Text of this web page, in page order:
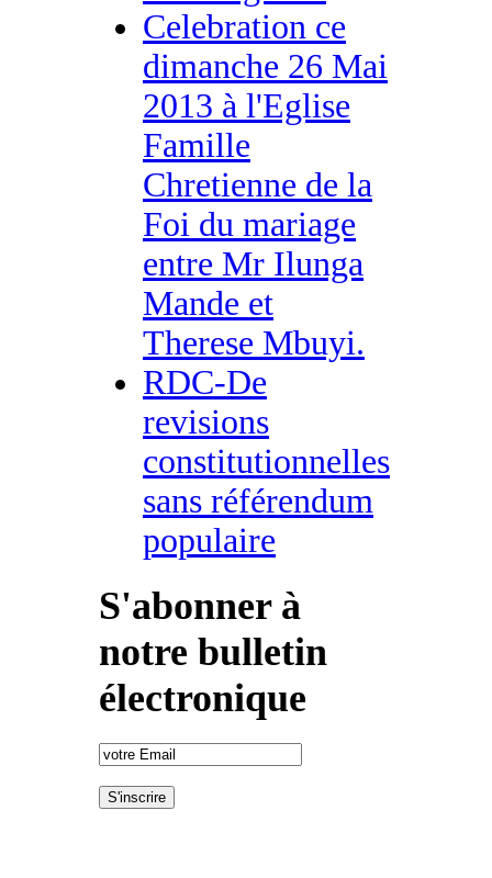
Celebration ce
dimanche 26 Mai
2013 à l'Eglise
Famille
Chretienne de la
Foi du mariage
entre Mr Ilunga
Mande et
Therese Mbuyi.
RDC-De
revisions
constitutionnelles
sans référendum
populaire
S'abonner à
notre bulletin
électronique